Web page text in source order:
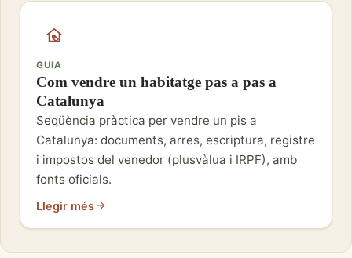
GUIA
Com vendre un habitatge pas a pas a
Catalunya
Seqüència pràctica per vendre un pis a
Catalunya: documents, arres, escriptura, registre
i impostos del venedor (plusvàlua i IRPF), amb
fonts oficials.
Llegir més